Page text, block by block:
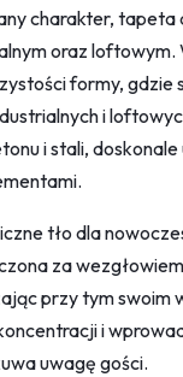
charakter, tapeta
oraz
formy, gdzie
i
i stali,
tło dla
za
przy tym swoim
i
uwagę gości.